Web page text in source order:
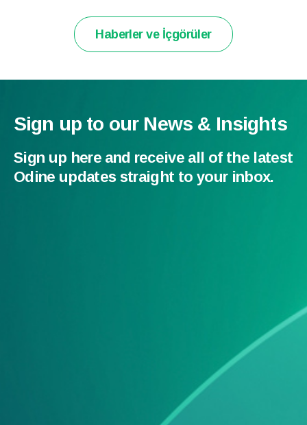
Haberler ve İçgörüler
Sign up to our News & Insights
Sign up here and receive all of the latest
Odine updates straight to your inbox.